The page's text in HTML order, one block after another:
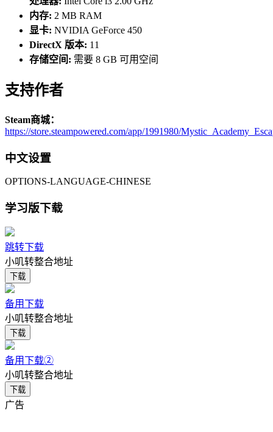
内存: 2 MB RAM
显卡: NVIDIA GeForce 450
DirectX 版本: 11
存储空间: 需要 8 GB 可用空间
支持作者
Steam商城：
https://store.steampowered.com/app/1991980/
中文设置
OPTIONS-LANGUAGE-CHINESE
学习版下载
跳转下载
小叽转整合地址
下载
备用下载
小叽转整合地址
下载
备用下载②
小叽转整合地址
下载
广告